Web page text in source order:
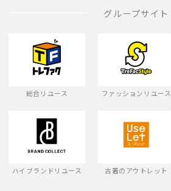
グループサイト
総合リユース ファッションリユース
ハイブランドリユース 古着のアウトレット